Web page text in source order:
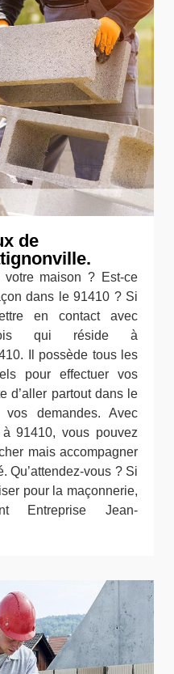
de
votre maison ? Est-ce
dans le 91410 ? Si
en contact avec
qui réside à
Il possède tous les
pour effectuer vos
d’aller partout dans le
demandes. Avec
91410, vous pouvez
mais accompagner
Qu’attendez-vous ? Si
pour la maçonnerie,
Entreprise Jean-